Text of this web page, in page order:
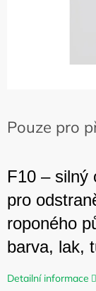
Pouze pro
F10 – silný
pro
roponého
barva, lak,
Detailní informace